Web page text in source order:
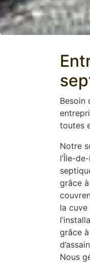
Besoin
toutes
Notre
l’Île-
grâce
la
grâce
Nous